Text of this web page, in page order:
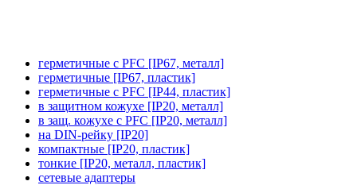
герметичные с PFC [IP67, металл]
герметичные [IP67, пластик]
герметичные с PFC [IP44, пластик]
в защитном кожухе [IP20, металл]
в защ. кожухе с PFC [IP20, металл]
на DIN-рейку [IP20]
компактные [IP20, пластик]
тонкие [IP20, металл, пластик]
сетевые адаптеры